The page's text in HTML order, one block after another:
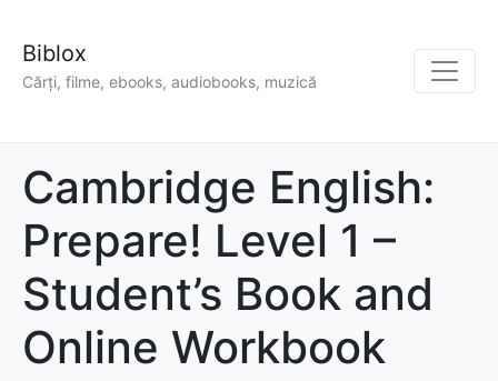
Biblox
Cărți, filme, ebooks, audiobooks, muzică
Cambridge English:
Prepare! Level 1 –
Student’s Book and
Online Workbook